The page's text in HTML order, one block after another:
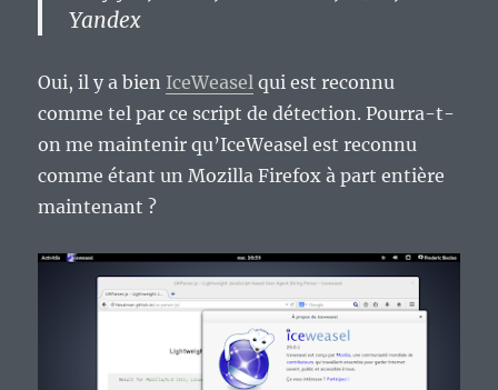
Yandex
Oui, il y a bien IceWeasel qui est reconnu
comme tel par ce script de détection. Pourra-t-
on me maintenir qu’IceWeasel est reconnu
comme étant un Mozilla Firefox à part entière
maintenant ?